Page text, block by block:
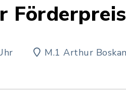
M.1 Arthur